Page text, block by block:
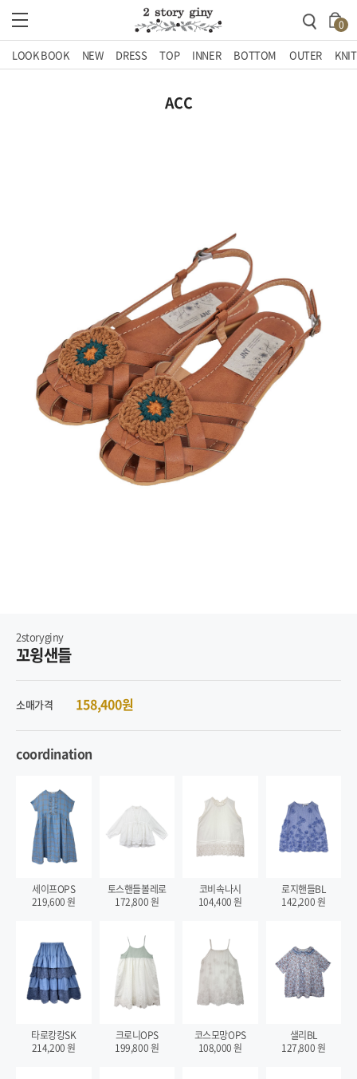
0
LOOK BOOK NEW DRESS TOP INNER BOTTOM OUTER KNIT
ACC
2storyginy
꼬윙샌들
소매가격 158,400원
coordination
세이프OPS
219,600원
토스핸들볼레로
172,800원
코비속나시
104,400원
로지핸들BL
142,200원
타로캉캉SK
214,200원
크로니OPS
199,800원
코스모망OPS
108,000원
샐리BL
127,800원